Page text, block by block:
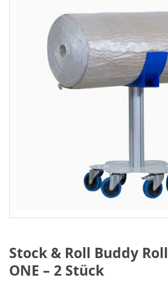
Stock & Roll Buddy Roll
ONE – 2 Stück